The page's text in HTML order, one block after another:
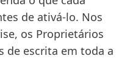
de ativá-lo. Nos
os Proprietários
de escrita em toda a